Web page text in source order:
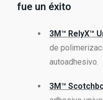
fue un éxito
3M™ RelyX™
de
autoadhesivo.
3M™